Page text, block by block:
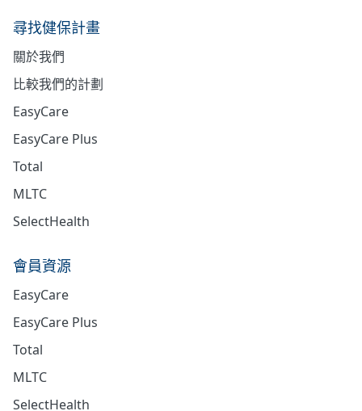
尋找健保計畫
關於我們
比較我們的計劃
EasyCare
EasyCare Plus
Total
MLTC
SelectHealth
會員資源
EasyCare
EasyCare Plus
Total
MLTC
SelectHealth